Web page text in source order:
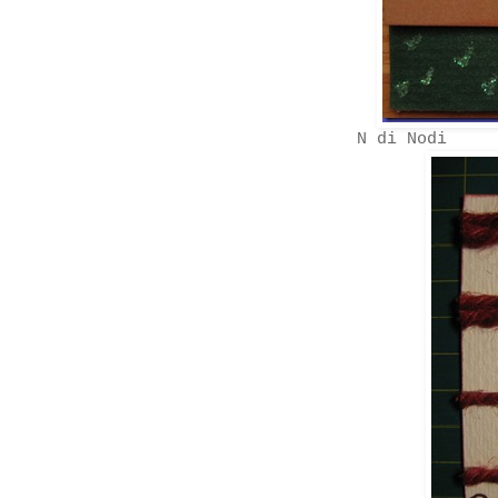
N di Nodi